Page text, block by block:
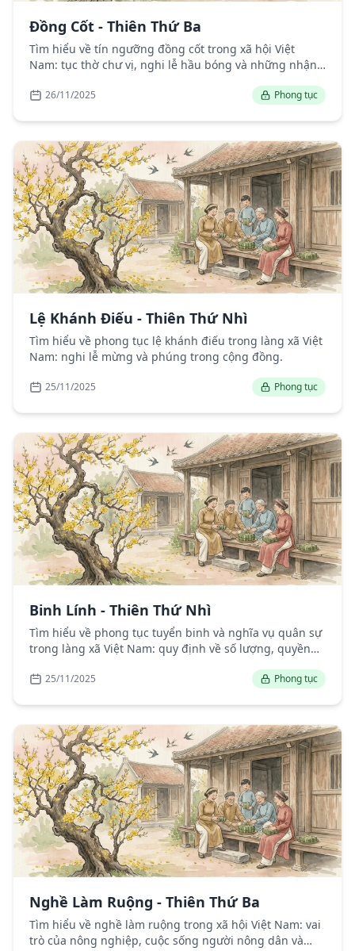
Đồng Cốt - Thiên Thứ Ba
Tìm hiểu về tín ngưỡng đồng cốt trong xã hội Việt
Nam: tục thờ chư vị, nghi lễ hầu bóng và những nhận
26/11/2025 Phong tục
Lệ Khánh Điếu - Thiên Thứ Nhì
Tìm hiểu về phong tục lệ khánh điếu trong làng xã Việt
Nam: nghi lễ mừng và phúng trong cộng đồng.
25/11/2025 Phong tục
Binh Lính - Thiên Thứ Nhì
Tìm hiểu về phong tục tuyển binh và nghĩa vụ quân sự
trong làng xã Việt Nam: quy định về số lượng, quyền
25/11/2025 Phong tục
Nghề Làm Ruộng - Thiên Thứ Ba
Tìm hiểu về nghề làm ruộng trong xã hội Việt Nam: vai
trò của nông nghiệp, cuộc sống người nông dân và